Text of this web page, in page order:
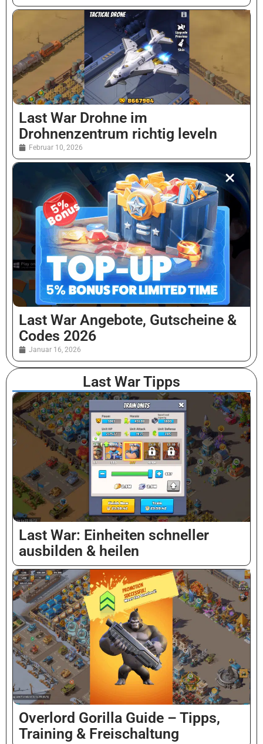
Last War Drohne im
Drohnenzentrum richtig leveln
Februar 10, 2026
Last War Angebote, Gutscheine &
Codes 2026
Januar 16, 2026
Last War Tipps
Last War: Einheiten schneller
ausbilden & heilen
Overlord Gorilla Guide – Tipps,
Training & Freischaltung